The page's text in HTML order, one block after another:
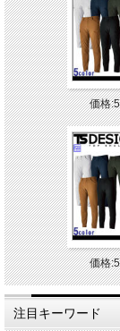
価格
価格
注目キーワード